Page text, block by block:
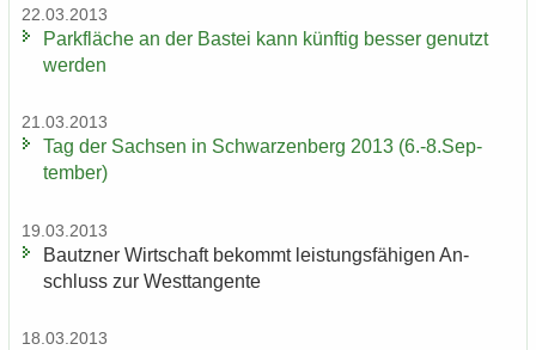
22.03.2013
Park­flä­che an der Bas­tei kann künf­tig bes­ser ge­nutzt
wer­den
21.03.2013
Tag der Sach­sen in Schwar­zen­berg 2013 (6.-8.Sep­
tem­ber)
19.03.2013
Bautz­ner Wirt­schaft be­kommt leis­tungs­fä­hi­gen An­
schluss zur West­tan­gen­te
18.03.2013